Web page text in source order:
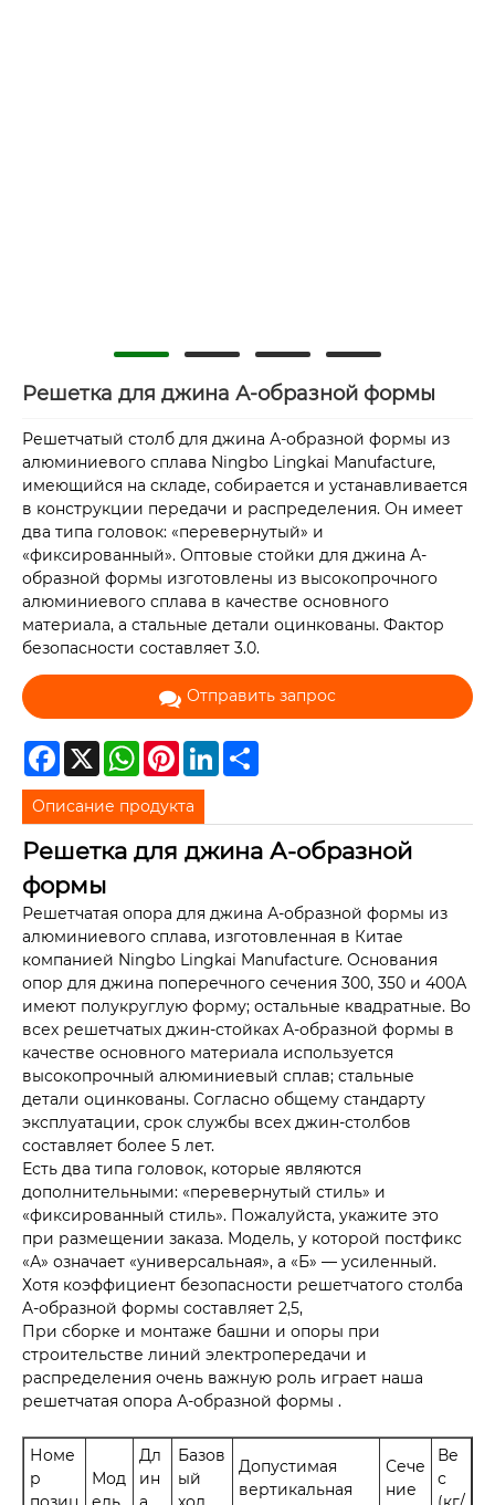
Решетка для джина А-образной формы
Решетчатый столб для джина А-образной формы из
алюминиевого сплава Ningbo Lingkai Manufacture,
имеющийся на складе, собирается и устанавливается
в конструкции передачи и распределения. Он имеет
два типа головок: «перевернутый» и
«фиксированный». Оптовые стойки для джина А-
образной формы изготовлены из высокопрочного
алюминиевого сплава в качестве основного
материала, а стальные детали оцинкованы. Фактор
безопасности составляет 3.0.
Отправить запрос
Facebook
X WhatsAppPinterestLinkedIn
Описание продукта
Решетка для джина А-образной
формы
Решетчатая опора для джина А-образной формы из
алюминиевого сплава, изготовленная в Китае
компанией Ningbo Lingkai Manufacture. Основания
опор для джина поперечного сечения 300, 350 и 400А
имеют полукруглую форму; остальные квадратные. Во
всех решетчатых джин-стойках А-образной формы в
качестве основного материала используется
высокопрочный алюминиевый сплав; стальные
детали оцинкованы. Согласно общему стандарту
эксплуатации, срок службы всех джин-столбов
составляет более 5 лет.
Есть два типа головок, которые являются
дополнительными: «перевернутый стиль» и
«фиксированный стиль». Пожалуйста, укажите это
при размещении заказа. Модель, у которой постфикс
«А» означает «универсальная», а «Б» — усиленный.
Хотя коэффициент безопасности решетчатого столба
A-образной формы составляет 2,5,
При сборке и монтаже башни и опоры при
строительстве линий электропередачи и
распределения очень важную роль играет наша
решетчатая опора А-образной формы .
Номе
р
Мод
Дл
ин
Базов
ый
Допустимая
вертикальная
Сече
ние
Ве
с